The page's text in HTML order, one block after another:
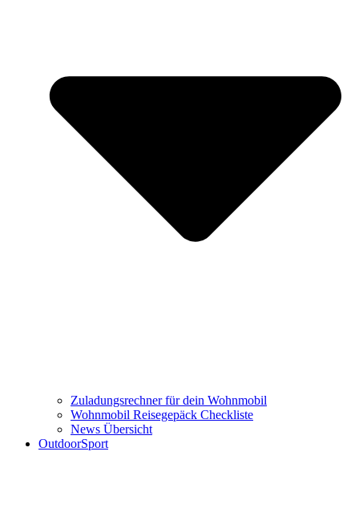
Zuladungsrechner für dein Wohnmobil
Wohnmobil Reisegepäck Checkliste
News Übersicht
OutdoorSport